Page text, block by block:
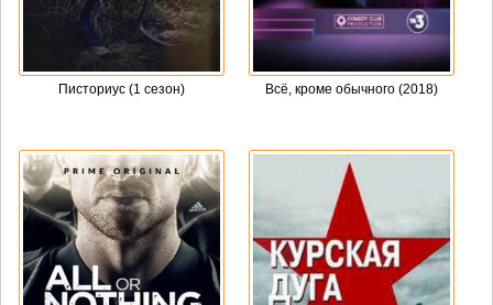
Писториус (1 сезон) Всё, кроме обычного (2018)